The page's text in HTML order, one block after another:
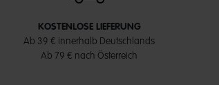
KOSTENLOSE LIEFERUNG
Ab 39 € innerhalb Deutschlands
Ab 79 € nach Österreich